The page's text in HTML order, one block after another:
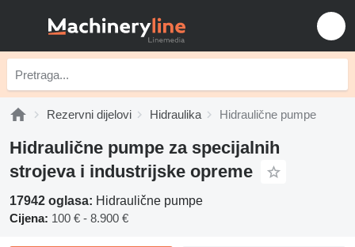
Rezervni dijelovi Hidraulika Hidraulične pumpe
Hidraulične pumpe za specijalnih
strojeva i industrijske opreme
17942 oglasa: Hidraulične pumpe
Cijena: 100 € - 8.900 €